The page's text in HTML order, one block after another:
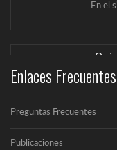
En el
¿Qué
Un
Enlaces Frecuentes
Preguntas Frecuentes
Publicaciones